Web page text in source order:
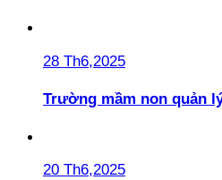
28 Th6,2025
Trường mầm non quản
20 Th6,2025